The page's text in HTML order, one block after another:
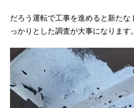
だろう運転で工事を進めると新たな
っかりとした調査が大事になります。